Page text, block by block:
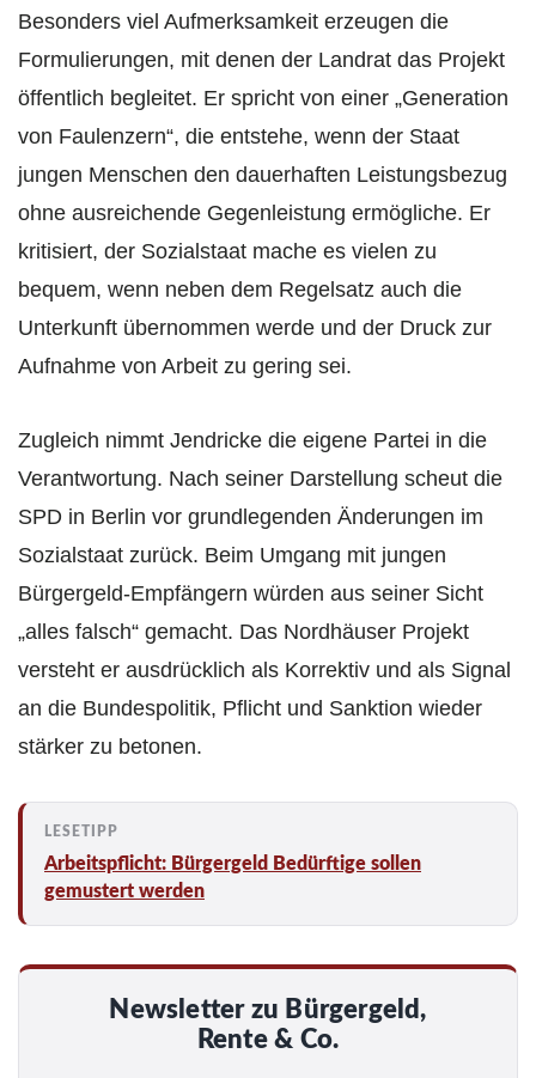
Besonders viel Aufmerksamkeit erzeugen die
Formulierungen, mit denen der Landrat das Projekt
öffentlich begleitet. Er spricht von einer „Generation
von Faulenzern“, die entstehe, wenn der Staat
jungen Menschen den dauerhaften Leistungsbezug
ohne ausreichende Gegenleistung ermögliche. Er
kritisiert, der Sozialstaat mache es vielen zu
bequem, wenn neben dem Regelsatz auch die
Unterkunft übernommen werde und der Druck zur
Aufnahme von Arbeit zu gering sei.
Zugleich nimmt Jendricke die eigene Partei in die
Verantwortung. Nach seiner Darstellung scheut die
SPD in Berlin vor grundlegenden Änderungen im
Sozialstaat zurück. Beim Umgang mit jungen
Bürgergeld-Empfängern würden aus seiner Sicht
„alles falsch“ gemacht. Das Nordhäuser Projekt
versteht er ausdrücklich als Korrektiv und als Signal
an die Bundespolitik, Pflicht und Sanktion wieder
stärker zu betonen.
Arbeitspflicht: Bürgergeld Bedürftige sollen
gemustert werden
Newsletter zu Bürgergeld,
Rente & Co.